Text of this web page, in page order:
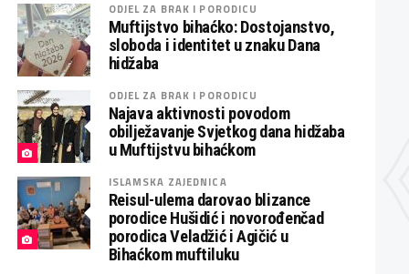
ODJEL ZA BRAK I PORODICU
Muftijstvo bihaćko: Dostojanstvo,
sloboda i identitet u znaku Dana
hidžaba
ODJEL ZA BRAK I PORODICU
Najava aktivnosti povodom
obilježavanje Svjetkog dana hidžaba
u Muftijstvu bihaćkom
ISLAMSKA ZAJEDNICA
Reisul-ulema darovao blizance
porodice Hušidić i novorođenčad
porodica Veladžić i Agičić u
Bihaćkom muftiluku